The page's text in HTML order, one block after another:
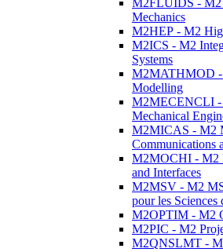
M2FLUIDS - M2
Mechanics
M2HEP - M2
M2ICS - M2
Systems
M2MATHMOD -
Modelling
M2MECENCLI -
Mechanical
M2MICAS - M2
Communications
M2MOCHI - M2
and Interfaces
M2MSV - M2
pour les Sciences
M2OPTIM - M2
M2PIC - M2
M2QNSLMT -